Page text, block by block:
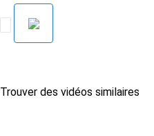
Trouver des vidéos similaires